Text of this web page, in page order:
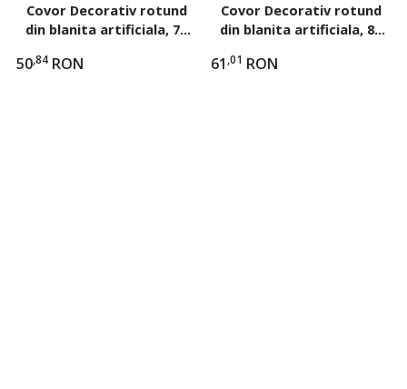
Covor Decorativ rotund
din blanita artificiala, 70
50,84 RON
Covor Decorativ rotund
din blanita artificiala, 80
61 ,01 RON